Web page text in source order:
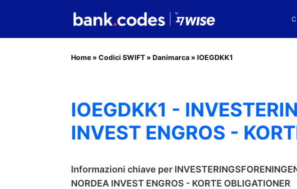
Home » Codici SWIFT » Danimarca » IOEGDKK1
IOEGDKK1 -
INVEST ENGROS -
Informazioni chiave per
NORDEA INVEST ENGROS - KORTE OBLIGATIONER